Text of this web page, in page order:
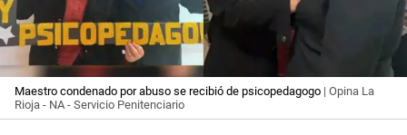
Maestro condenado por abuso se recibió de psicopedagogo | Opina La
Rioja - NA - Servicio Penitenciario